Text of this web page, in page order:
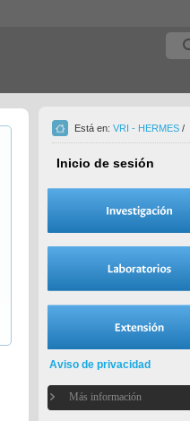
Está en: VRI - HERMES /
Inicio de sesión
Aviso de privacidad
Más información